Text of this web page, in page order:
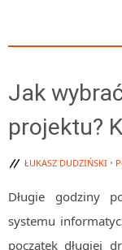
Jak
projektu?
ŁUKASZ DUDZIŃSKI •
Długie godziny
systemu
początek długiej